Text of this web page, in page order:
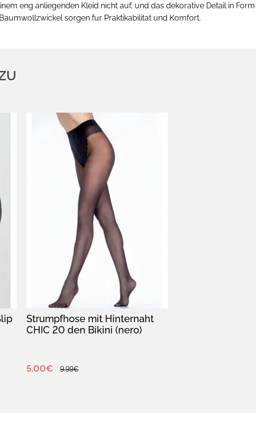
eng anliegenden Kleid nicht auf, und das dekorative Detail in Form
sorgen fur Praktikabilitat und Komfort.
Strumpfhose mit Hinternaht
CHIC 20 den Bikini (nero)
5.00€ 9.99€